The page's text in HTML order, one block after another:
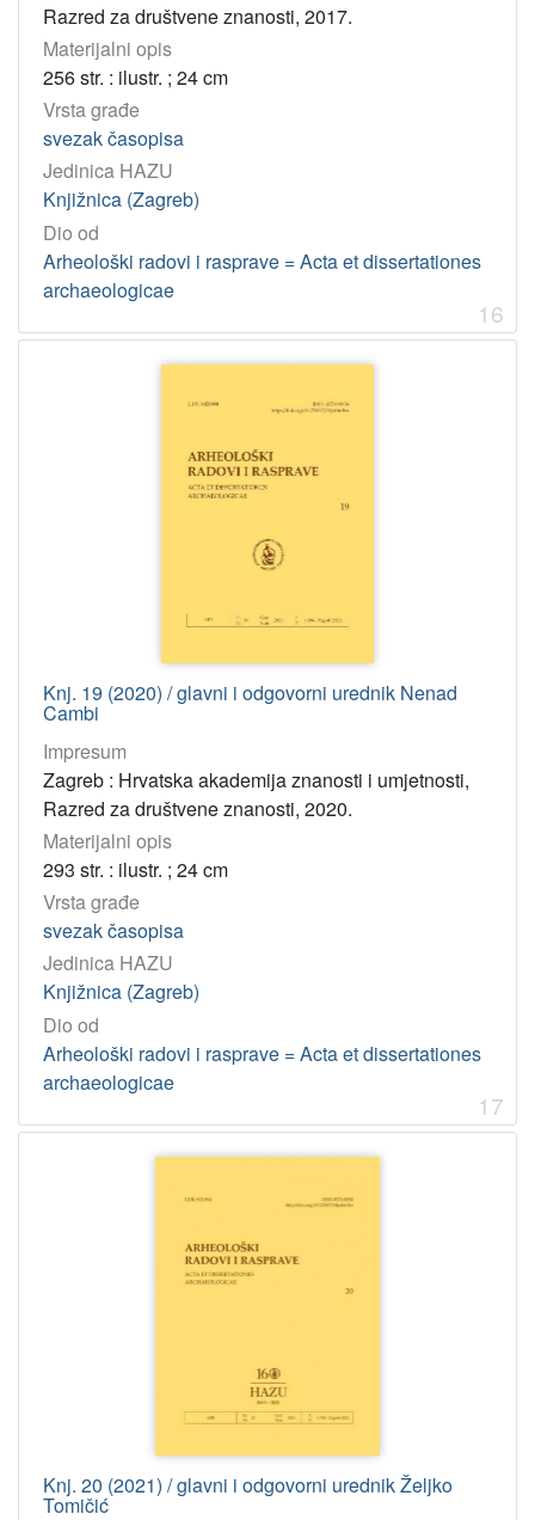
Razred za društvene znanosti, 2017.
Materijalni opis
256 str. : ilustr. ; 24 cm
Vrsta građe
svezak časopisa
Jedinica HAZU
Knjižnica (Zagreb)
Dio od
Arheološki radovi i rasprave = Acta et dissertationes
archaeologicae
16
Knj. 19 (2020) / glavni i odgovorni urednik Nenad
Cambi
Impresum
Zagreb : Hrvatska akademija znanosti i umjetnosti,
Razred za društvene znanosti, 2020.
Materijalni opis
293 str. : ilustr. ; 24 cm
Vrsta građe
svezak časopisa
Jedinica HAZU
Knjižnica (Zagreb)
Dio od
Arheološki radovi i rasprave = Acta et dissertationes
archaeologicae
17
Knj. 20 (2021) / glavni i odgovorni urednik Željko
Tomičić